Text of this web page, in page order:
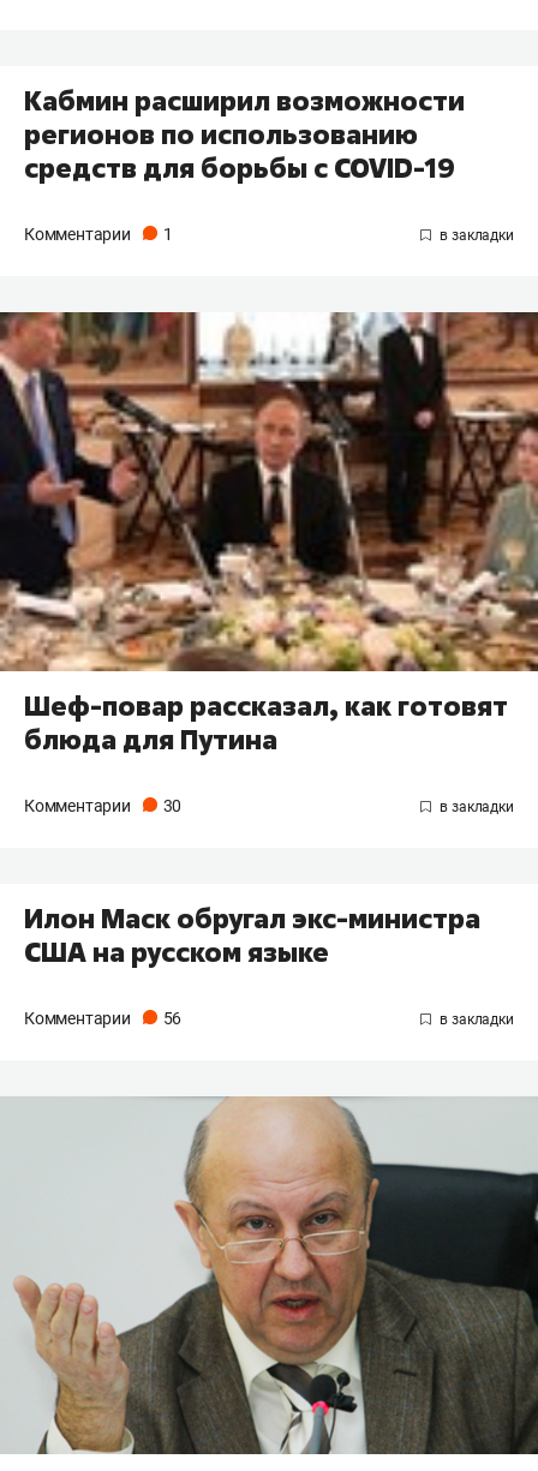
Кабмин расширил возможности
регионов по использованию
средств для борьбы с COVID-19
Комментарии 1
Шеф-повар рассказал, как готовят
блюда для Путина
Комментарии 30
Илон Маск обругал экс-министра
США на русском языке
Комментарии 56